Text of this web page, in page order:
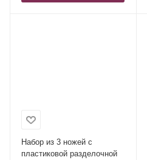
Набор из 3 ножей с
пластиковой разделочной